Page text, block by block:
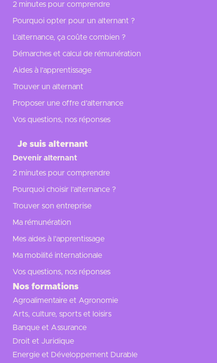
2 minutes pour comprendre
Pourquoi opter pour un alternant ?
L’alternance, ça coûte combien ?
Démarches et calcul de rémunération
Aides à l’apprentissage
Trouver un alternant
Proposer une offre d’alternance
Vos questions, nos réponses
Je suis alternant
Devenir alternant
2 minutes pour comprendre
Pourquoi choisir l’alternance ?
Trouver son entreprise
Ma rémunération
Mes aides à l'apprentissage
Ma mobilité internationale
Vos questions, nos réponses
Nos formations
Agroalimentaire et Agronomie
Arts, culture, sports et loisirs
Banque et Assurance
Droit et Juridique
Energie et Développement Durable